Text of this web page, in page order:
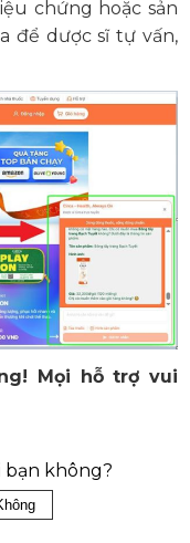
chứng hoặc sản
để dược sĩ tự vấn,
Mọi hỗ trợ vui
bạn không?